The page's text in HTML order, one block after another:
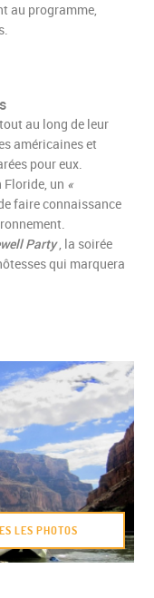
au programme,
au long de leur
américaines et
pour eux.
Floride, un «
faire connaissance
Party, la soirée
qui marquera
LES PHOTOS